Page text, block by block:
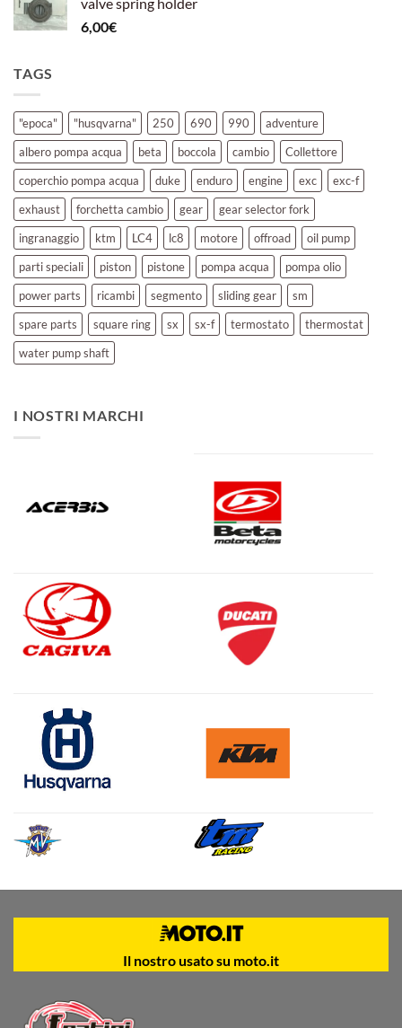
6,00€
TAGS
"epoca" "husqvarna" 250 690 990
adventure
albero pompa acqua
beta boccola cambio
Collettore
coperchio pompa acqua
duke enduro engine exc
exc-f
exhaust
forchetta cambio gear
gear selector fork
ingranaggio
ktm LC4 lc8 motore offroad
oil pump
parti speciali
piston pistone pompa acqua
pompa olio
power parts
ricambi segmento sliding gear
sm
spare parts
square ring sx sx-f termostato
thermostat
water pump shaft
I NOSTRI MARCHI
Il nostro usato su moto.it